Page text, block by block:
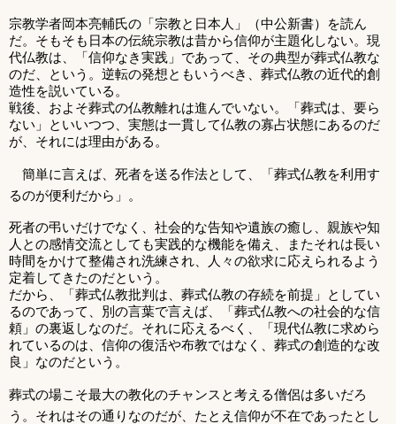
宗教学者岡本亮輔氏の「宗教と日本人」（中公新書）を読ん
だ。そもそも日本の伝統宗教は昔から信仰が主題化しない。現
代仏教は、「信仰なき実践」であって、その典型が葬式仏教な
のだ、という。逆転の発想ともいうべき、葬式仏教の近代的創
造性を説いている。
戦後、およそ葬式の仏教離れは進んでいない。「葬式は、要ら
ない」といいつつ、実態は一貫して仏教の寡占状態にあるのだ
が、それには理由がある。
簡単に言えば、死者を送る作法として、「葬式仏教を利用す
るのが便利だから」。ㅤㅤ
死者の弔いだけでなく、社会的な告知や遺族の癒し、親族や知
人との感情交流としても実践的な機能を備え、またそれは長い
時間をかけて整備され洗練され、人々の欲求に応えられるよう
定着してきたのだという。
だから、「葬式仏教批判は、葬式仏教の存続を前提」としてい
るのであって、別の言葉で言えば、「葬式仏教への社会的な信
頼」の裏返しなのだ。それに応えるべく、「現代仏教に求めら
れているのは、信仰の復活や布教ではなく、葬式の創造的な改
良」なのだという。
葬式の場こそ最大の教化のチャンスと考える僧侶は多いだろ
う。それはその通りなのだが、たとえ信仰が不在であったとし